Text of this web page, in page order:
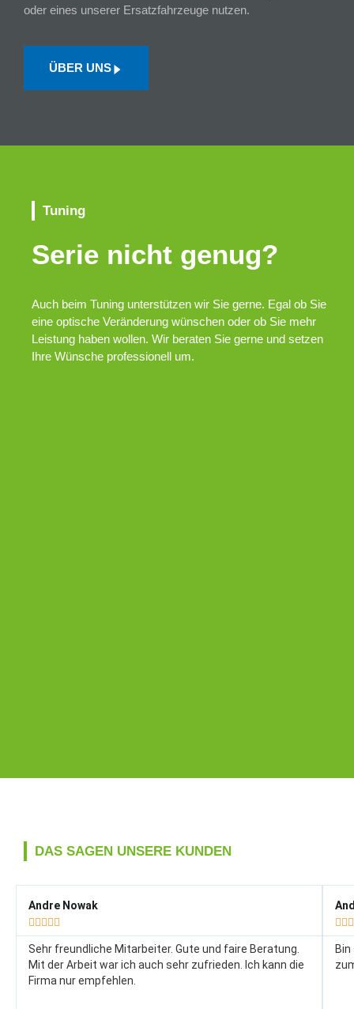
oder eines unserer Ersatzfahrzeuge nutzen.
ÜBER UNS
Tuning
Serie nicht genug?
Auch beim Tuning unterstützen wir Sie gerne. Egal ob Sie
eine optische Veränderung wünschen oder ob Sie mehr
Leistung haben wollen. Wir beraten Sie gerne und setzen
Ihre Wünsche professionell um.
Andre Nowak
    
Sehr freundliche Mitarbeiter. Gute und faire Beratung.
Mit der Arbeit war ich auch sehr zufrieden. Ich kann die
Firma nur empfehlen.
  
DAS SAGEN UNSERE KUNDEN